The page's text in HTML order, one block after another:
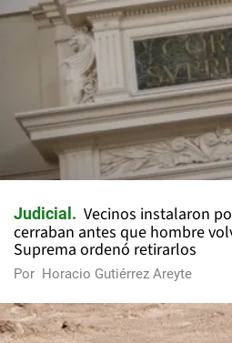
Judicial
Vecinos instalaron
cerraban antes que hombre
Suprema ordenó retirarlos
Por Horacio Gutiérrez Areyte